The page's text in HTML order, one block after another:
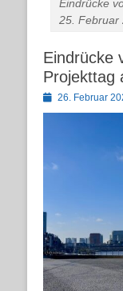
Eindrücke
25. Februar
Eindrücke
Projekttag
Posted
on
26. Februar